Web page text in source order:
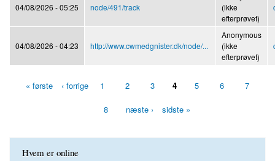
04/08/2026 - 05:25 node/491/track
(ikke
efterprøvet)
04/08/2026 - 04:23 http://www.cwmedgnister.dk/node/...
Anonymous
(ikke
efterprøvet)
« første ‹ forrige 1 2 3 4 5 6 7
8 næste › sidste »
Hvem er online